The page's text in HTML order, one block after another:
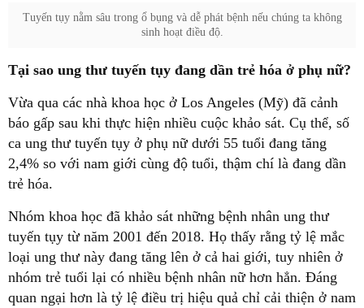
Tuyến tụy nằm sâu trong ổ bụng và dễ phát bệnh nếu chúng ta không
sinh hoạt điều độ.
Tại sao ung thư tuyến tụy đang dần trẻ hóa ở phụ nữ?
Vừa qua các nhà khoa học ở Los Angeles (Mỹ) đã cảnh
báo gấp sau khi thực hiện nhiều cuộc khảo sát. Cụ thể, số
ca ung thư tuyến tụy ở phụ nữ dưới 55 tuổi đang tăng
2,4% so với nam giới cùng độ tuổi, thậm chí là đang dần
trẻ hóa.
Nhóm khoa học đã khảo sát những bệnh nhân ung thư
tuyến tụy từ năm 2001 đến 2018. Họ thấy rằng tỷ lệ mắc
loại ung thư này đang tăng lên ở cả hai giới, tuy nhiên ở
nhóm trẻ tuổi lại có nhiều bệnh nhân nữ hơn hẳn. Đáng
quan ngại hơn là tỷ lệ điều trị hiệu quả chỉ cải thiện ở nam